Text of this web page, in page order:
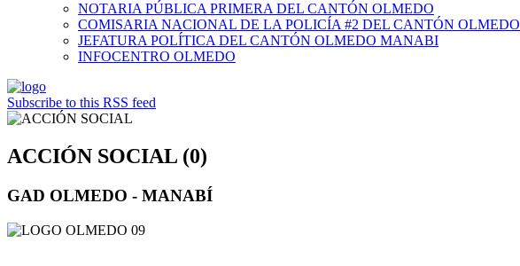
NOTARIA PÚBLICA PRIMERA DEL CANTÓN OLMEDO
COMISARIA NACIONAL DE LA POLICÍA #2 DEL CANTÓN OLMEDO
JEFATURA POLÍTICA DEL CANTÓN OLMEDO MANABI
INFOCENTRO OLMEDO
Subscribe to this RSS feed
ACCIÓN SOCIAL (0)
GAD OLMEDO - MANABÍ